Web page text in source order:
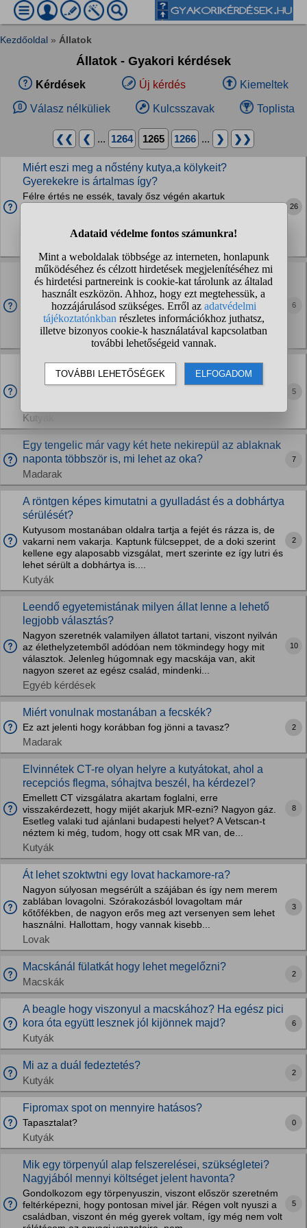
Kezdőoldal » Állatok
Állatok - Gyakori kérdések
Kérdések Új kérdés Kiemeltek
Válasz nélküliek Kulcsszavak Toplista
❮❮ ❮ ... 1264 1265 1266 ... ❯ ❯❯
Miért eszi meg a nőstény kutya,a kölykeit?
Gyerekekre is ártalmas így?
Félre értés ne essék, tavaly ősz végén akartuk
szomszéd kutya jött át. Nos,ez eddig a 4...
26
Állatorvosnál félős kutya ivartalanítása?
Van egy 4 éves kan kutyám, aki retteg az állatorvosnál, egy
oltásból is akkora hisztit tud csinálni, mintha nyúznák.
Egyszer összekaparta az állatovost, mert meg akarta
tapintani a nyirokcsomóját. Szóval...
Kutyák
6
Milyen vitamint ajánlotok Yorki kölyöknek?
Holnap hozzuk el a kutyust és a tenyésztő megemlítette,
Kutyák
5
Egy tengelic már vagy két hete nekirepül az ablaknak
naponta többször is, mi lehet az oka?
Madarak
7
A röntgen képes kimutatni a gyulladást és a dobhártya
sérülését?
Kutyusom mostanában oldalra tartja a fejét és rázza is, de
vakarni nem vakarja. Kaptunk fülcseppet, de a doki szerint
kellene egy alaposabb vizsgálat, mert szerinte ez így lutri és
lehet sérült a dobhártya is....
Kutyák
2
Leendő egyetemistának milyen állat lenne a lehető
legjobb választás?
Nagyon szeretnék valamilyen állatot tartani, viszont nyilván
az élethelyzetemből adódóan nem tökmindegy hogy mit
választok. Jelenleg húgomnak egy macskája van, akit
nagyon szeret az egész család, mindenki...
Egyéb kérdések
10
Miért vonulnak mostanában a fecskék?
Ez azt jelenti hogy korábban fog jönni a tavasz?
Madarak
2
Elvinnétek CT-re olyan helyre a kutyátokat, ahol a
recepciós flegma, sóhajtva beszél, ha kérdezel?
Emellett CT vizsgálatra akartam foglalni, erre
visszakérdezett, hogy mijét akarjuk MR-ezni? Nagyon gáz.
Esetleg valaki tud ajánlani budapesti helyet? A Vetscan-t
néztem ki még, tudom, hogy ott csak MR van, de...
Kutyák
8
Át lehet szoktwtni egy lovat hackamore-ra?
Nagyon súlyosan megsérúlt a szájában és így nem merem
zablában lovagolni. Szórakozásból lovagoltam már
kőtőfékben, de nagyon erős meg azt versenyen sem lehet
használni. Hallottam, hogy vannak kisebb...
Lovak
3
Macskánál fülatkát hogy lehet megelőzni?
Macskák
2
A beagle hogy viszonyul a macskához? Ha egész pici
kora óta együtt lesznek jól kijönnek majd?
Kutyák
6
Mi az a duál fedeztetés?
Kutyák
2
Fipromax spot on mennyire hatásos?
Tapasztalat?
Kutyák
0
Mik egy törpenyúl alap felszerelései, szükségletei?
Nagyjából mennyi költséget jelent havonta?
Gondolkozom egy törpenyuszin, viszont először szeretném
feltérképezni, hogy pontosan mivel jár. Régen volt nyuszi a
családban, viszont én még gyerek voltam, így még nem volt
5